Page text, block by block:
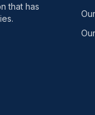
that has